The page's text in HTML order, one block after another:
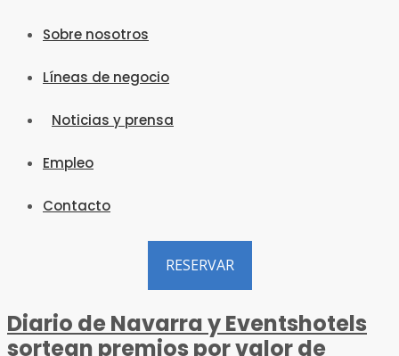
Sobre nosotros
Líneas de negocio
Noticias y prensa
Empleo
Contacto
RESERVAR
Diario de Navarra y Eventshotels
sortean premios por valor de